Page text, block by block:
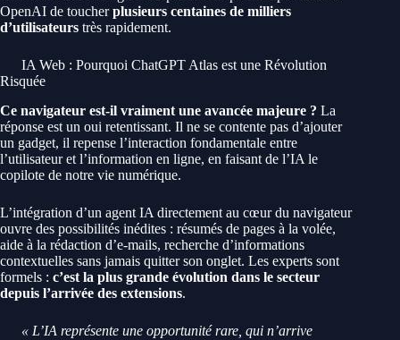
OpenAI de toucherplusieurs centaines de milliers
d’utilisateurs très rapidement.
IA Web : Pourquoi ChatGPT Atlas est une Révolution
Risquée
Ce navigateur est-il vraiment une avancée majeure ? La
réponse est un oui retentissant. Il ne se contente pas d’ajouter
un gadget, il repense l’interaction fondamentale entre
l’utilisateur et l’information en ligne, en faisant de l’IA le
copilote de notre vie numérique.
L’intégration d’un agent IA directement au cœur du navigateur
ouvre des possibilités inédites : résumés de pages à la volée,
aide à la rédaction d’e-mails, recherche d’informations
contextuelles sans jamais quitter son onglet. Les experts sont
formels : c’est la plus grande évolution dans le secteur
depuis l’arrivée des extensions.
« L’IA représente une opportunité rare, qui n’arrive